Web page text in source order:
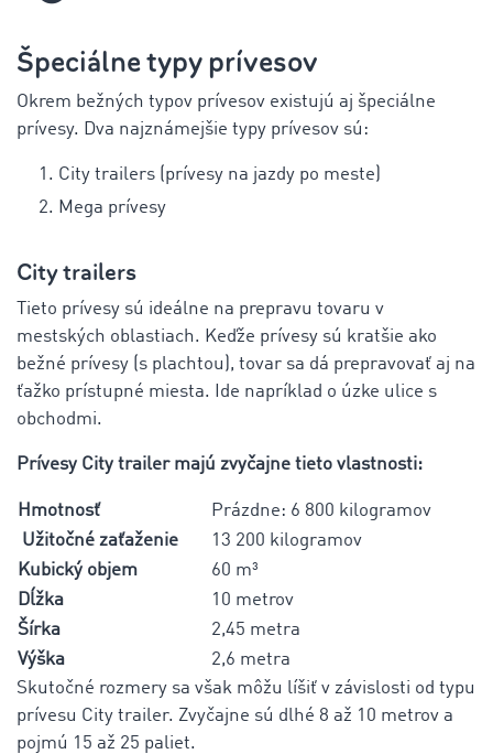
Špeciálne typy prívesov
Okrem bežných typov prívesov existujú aj špeciálne
prívesy. Dva najznámejšie typy prívesov sú:
City trailers (prívesy na jazdy po meste)
Mega prívesy
City trailers
Tieto prívesy sú ideálne na prepravu tovaru v
mestských oblastiach. Keďže prívesy sú kratšie ako
bežné prívesy (s plachtou), tovar sa dá prepravovať aj na
ťažko prístupné miesta. Ide napríklad o úzke ulice s
obchodmi.
Prívesy City trailer majú zvyčajne tieto vlastnosti:
Hmotnosť
Prázdne: 6 800 kilogramov
Užitočné zaťaženie
13 200 kilogramov
Kubický objem
60 m³
Dĺžka
10 metrov
Šírka
2,45 metra
Výška
2,6 metra
Skutočné rozmery sa však môžu líšiť v závislosti od typu
prívesu City trailer. Zvyčajne sú dlhé 8 až 10 metrov a
pojmú 15 až 25 paliet.